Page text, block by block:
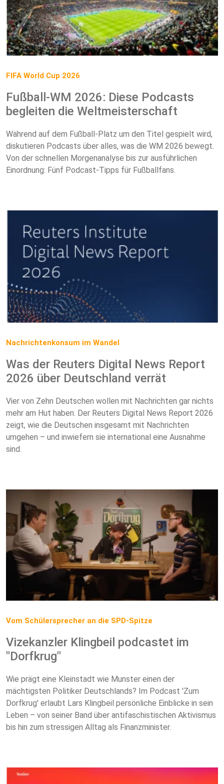
FIFA World Cup 2026
Fußball-WM 2026: Diese Podcasts
begleiten die Weltmeisterschaft
Während auf dem Fußball-Platz um den Titel gespielt wird,
diskutieren Podcasts über alles, was die WM 2026 bewegt.
Von der schnellen Morgenanalyse bis zur ausführlichen
Einordnung: Fünf Podcast-Tipps für Fußballfans.
Nachrichtenkonsum im Wandel
Was der Reuters Digital News Report
2026 über Deutschland verrät
Vier von Zehn Deutschen wollen mit Nachrichten gar nichts
mehr am Hut haben. Der Reuters Digital News Report 2026
zeigt, wie die Deutschen insgesamt mit Nachrichten
umgehen – und inwiefern sie international eine Ausnahme
sind.
Vom Schülersprecher an die SPD-Spitze
Vizekanzler Klingbeil podcastet im
"Dorfkrug"
Wie prägt eine Kleinstadt wie Munster einen der
mächtigsten Politiker Deutschlands? Im Podcast 'Zum
Dorfkrug' erlaubt Lars Klingbeil persönliche Einblicke in sein
Leben – von seiner Band über antifaschistischen Aktivismus
bis hin zum stressigen Alltag als Finanzminister.